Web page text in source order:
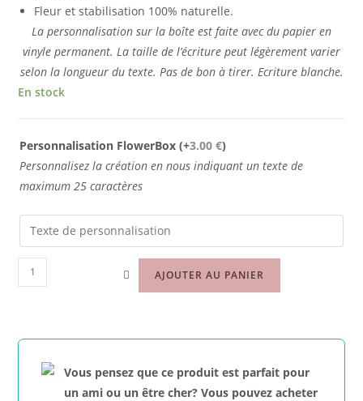
Fleur et stabilisation 100% naturelle.
La personnalisation sur la boîte est faite avec du papier en
vinyle permanent. La taille de l’écriture peut légèrement varier
selon la longueur du texte. Pas de bon à tirer. Ecriture blanche.
En stock
Personnalisation FlowerBox(+3.00€)
Personnalisez la création en nous indiquant un texte de
maximum 25 caractères
AJOUTER AU PANIER
Vous pensez que ce produit est parfait pour
un ami ou un être cher? Vous pouvez acheter